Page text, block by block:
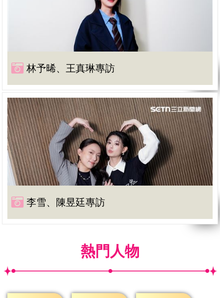
林予晞、王真琳專訪
李雪、陳昱廷專訪
熱門人物